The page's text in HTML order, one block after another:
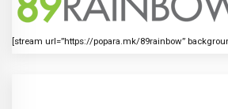
[stream url=”https://popara.mk/89rainbow”